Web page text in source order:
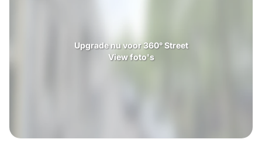
Upgrade nu voor 360° Street
View foto's